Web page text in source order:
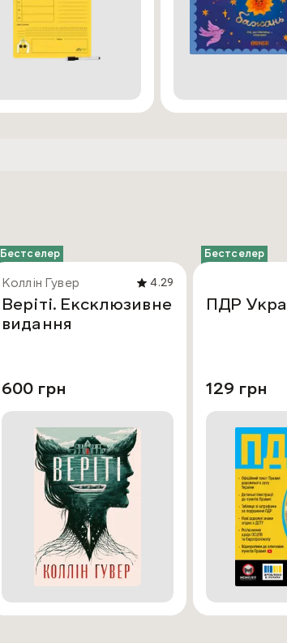
Бестселер
Коллін Гувер 4.29
Веріті. Ексклюзивне
видання
600 грн
Бестселер
ПДР
129 грн